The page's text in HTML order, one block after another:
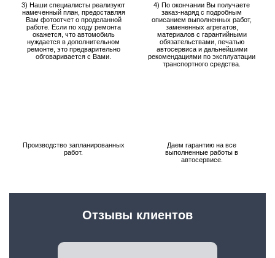
3) Наши специалисты реализуют
намеченный план, предоставляя
Вам фотоотчет о проделанной
работе. Если по ходу ремонта
окажется, что автомобиль
нуждается в дополнительном
ремонте, это предварительно
обговаривается с Вами.
4) По окончании Вы получаете
заказ-наряд с подробным
описанием выполненных работ,
замененных агрегатов,
материалов с гарантийными
обязательствами, печатью
автосервиса и дальнейшими
рекомендациями по эксплуатации
транспортного средства.
Производство запланированных
работ.
Даем гарантию на все
выполненные работы в
автосервисе.
Отзывы клиентов